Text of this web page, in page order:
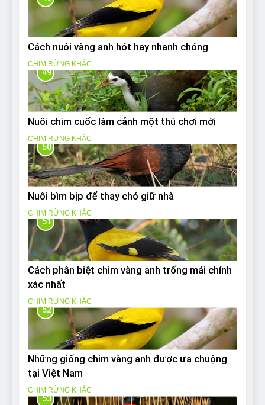
Cách nuôi vàng anh hót hay nhanh chóng
CHIM RỪNG KHÁC
49
Nuôi chim cuốc làm cảnh một thú chơi mới
CHIM RỪNG KHÁC
50
Nuôi bìm bịp để thay chó giữ nhà
CHIM RỪNG KHÁC
51
Cách phân biệt chim vàng anh trống mái chính
xác nhất
CHIM RỪNG KHÁC
52
Những giống chim vàng anh được ưa chuộng
tại Việt Nam
CHIM RỪNG KHÁC
53